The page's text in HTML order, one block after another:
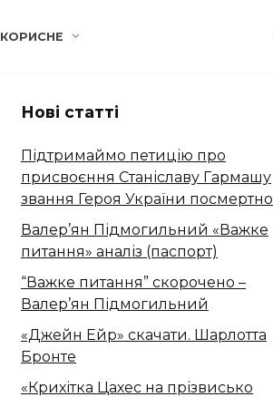
КОРИСНЕ
Нові статті
Підтримаймо петицію про
присвоєння Станіславу Гармашу
звання Героя України посмертно
Валер’ян Підмогильний «Важке
питання» аналіз (паспорт)
“Важке питання” скорочено –
Валер’ян Підмогильний
«Джейн Ейр» скачати. Шарлотта
Бронте
«Крихітка Цахес на прізвисько